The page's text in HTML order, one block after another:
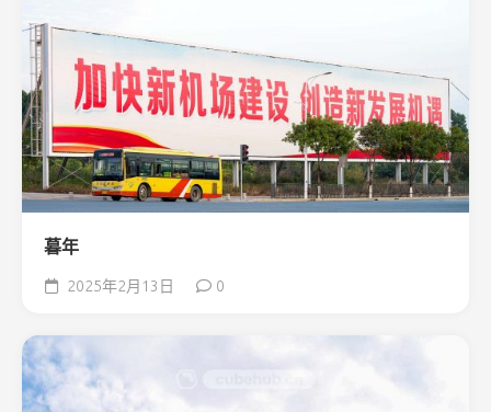
暮年
2025年2月13日 0